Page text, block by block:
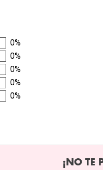
0%
0%
0%
0%
0%
¡NO TE